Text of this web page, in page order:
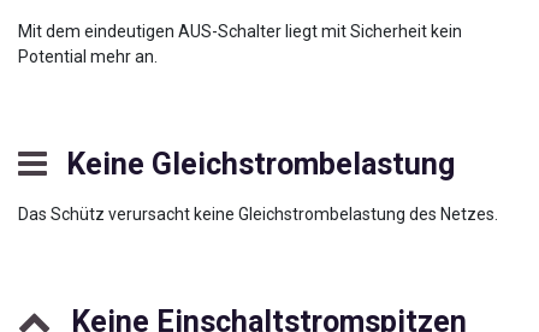
Mit dem eindeutigen AUS-Schalter liegt mit Sicherheit kein
Potential mehr an.
Keine Gleichstrombelastung
Das Schütz verursacht keine Gleichstrombelastung des Netzes.
Keine Einschaltstromspitzen